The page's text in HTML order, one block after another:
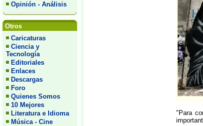
Opinión - Análisis
Otros
Caricaturas
Ciencia y
Tecnología
Editoriales
Enlaces
Descargas
Foro
Quienes Somos
10 Mejores
Literatura e Idioma
Música - Cine
"Para